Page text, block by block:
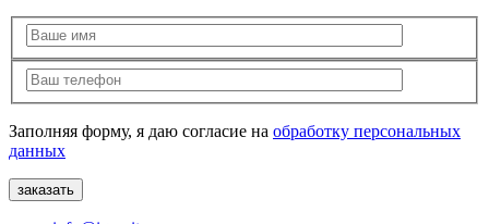
Заполняя форму, я даю согласие на обработку персональных
данных